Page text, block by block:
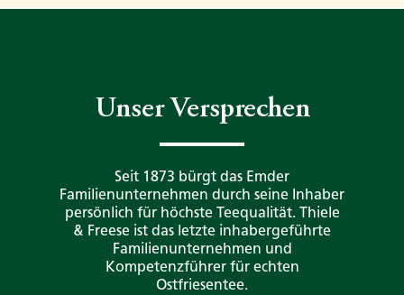
Unser Versprechen
Seit 1873 bürgt das Emder
Familienunternehmen durch seine Inhaber
persönlich für höchste Teequalität. Thiele
& Freese ist das letzte inhabergeführte
Familienunternehmen und
Kompetenzführer für echten
Ostfriesentee.